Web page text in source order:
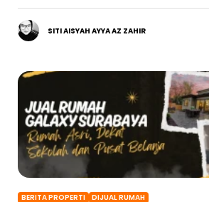
SITI AISYAH AYYA AZ ZAHIR
BERITA PROPERTI DIJUAL RUMAH